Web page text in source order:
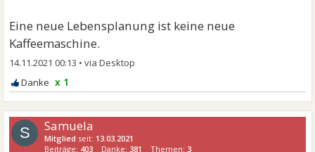
Eine neue Lebensplanung ist keine neue
Kaffeemaschine.
14.11.2021 00:13 •
x 1
S Samuela
Mitglied seit: 13.03.2021
Beiträge: 403 Danke:381 Themen:3